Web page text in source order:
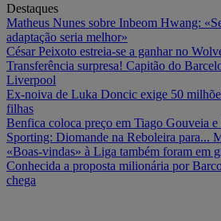
Destaques
Matheus Nunes sobre Inbeom Hwang:
adaptação seria melhor»
César Peixoto estreia-se a ganhar no
Transferência surpresa! Capitão do
Liverpool
Ex-noiva de Luka Doncic exige 50
filhas
Benfica coloca preço em Tiago Gouveia e
Sporting: Diomande na Reboleira para...
«Boas-vindas» à Liga também foram em
Conhecida a proposta milionária por
chega